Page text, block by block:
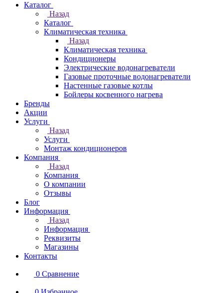
Каталог
Назад
Каталог
Климатическая техника
Назад
Климатическая техника
Кондиционеры
Электрические водонагреватели
Газовые проточные водонагреватели
Настенные газовые котлы
Бойлеры косвенного нагрева
Бренды
Акции
Услуги
Назад
Услуги
Монтаж кондиционеров
Компания
Назад
Компания
О компании
Отзывы
Блог
Информация
Назад
Информация
Реквизиты
Магазины
Контакты
0 Сравнение